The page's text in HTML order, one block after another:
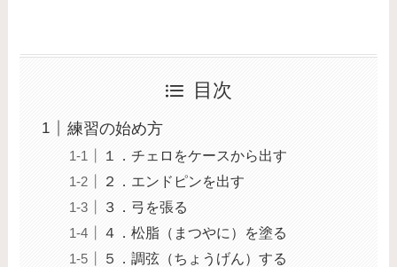
目次
練習の始め方
１．チェロをケースから出す
２．エンドピンを出す
３．弓を張る
４．松脂（まつやに）を塗る
５．調弦（ちょうげん）する